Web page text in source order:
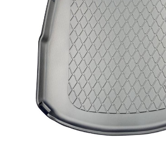
Para Canarias,
Ceuta y Melilla
populares
Bono